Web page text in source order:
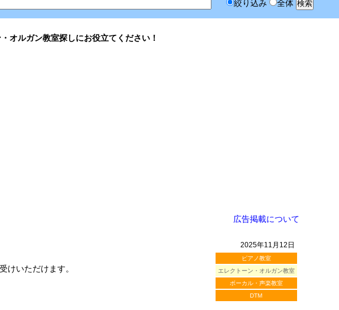
絞り込み 全体
オルガン教室探しにお役立てください！
広告掲載について
2025年11月12日
ピアノ教室
エレクトーン・オルガン教室
ボーカル・声楽教室
DTM
けいただけます。